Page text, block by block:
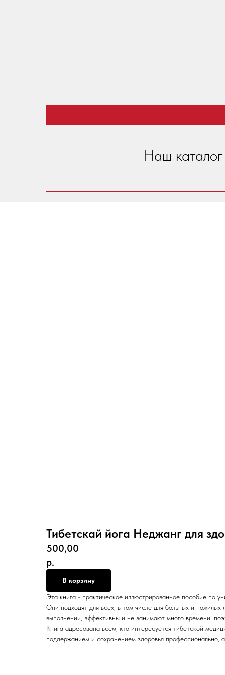
Наш
Тибетскай йога Неджанг для
500,00
р.
В корзину
Эта книга - практическое иллюстрированное пособие по
Они подходят для всех, в том числе для больных и
выполнении, эффективны и не занимают много времени,
Книга адресована всем, кто интересуется тибетской
поддержанием и сохранением здоровья профессионально,